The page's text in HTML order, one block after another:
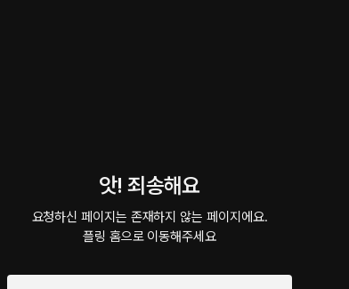
앗! 죄송해요
요청하신 페이지는 존재하지 않는 페이지에요.
플링 홈으로 이동해주세요